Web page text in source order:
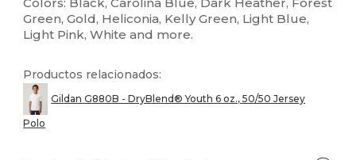
Green, Gold, Heliconia, Kelly Green, Light Blue,
Light Pink, White and more.
Productos relacionados:
Gildan G880B - DryBlend® Youth 6 oz., 50/50 Jersey
Polo